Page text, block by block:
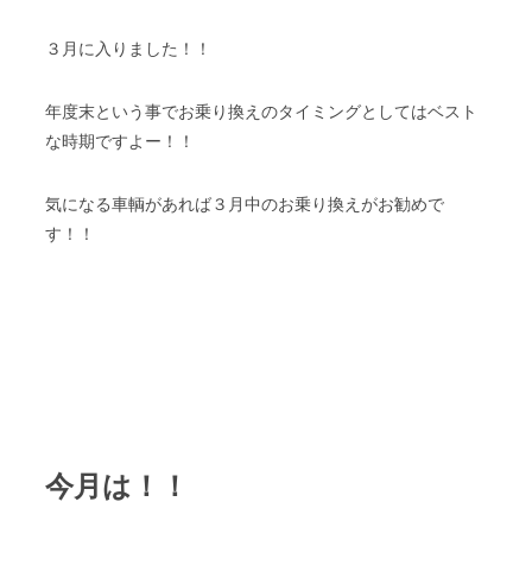
３月に入りました！！
年度末という事でお乗り換えのタイミングとしてはベスト
な時期ですよー！！
気になる車輌があれば３月中のお乗り換えがお勧めで
す！！
今月は！！